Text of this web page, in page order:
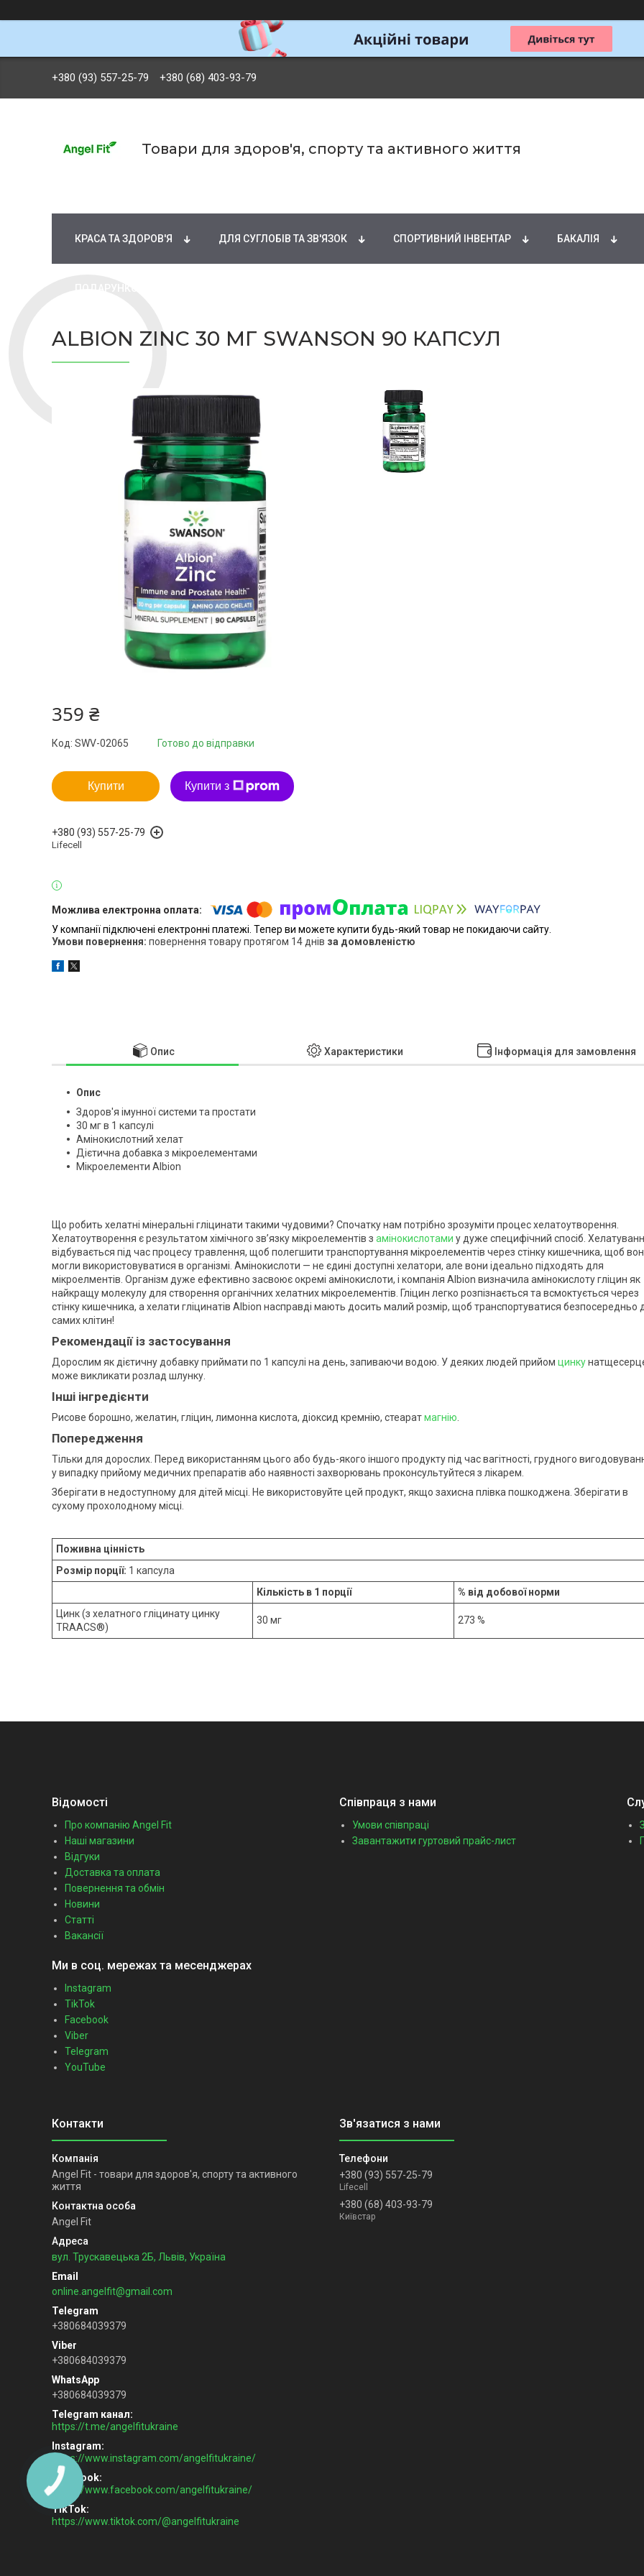
+380 (93) 557-25-79 +380 (68) 403-93-79
Товари для здоров'я, спорту та активного життя
КРАСА ТА ЗДОРОВ'Я ДЛЯ СУГЛОБІВ ТА ЗВ'ЯЗОК СПОРТИВНИЙ ІНВЕНТАР БАКАЛІЯ
ALBION ZINC 30 МГ SWANSON 90 КАПСУЛ
359 ₴
Готово до відправки
Код: SWV-02065
Купити Купити з
+380 (93) 557-25-79
Lifecell
У компанії підключені електронні платежі. Тепер ви можете купити будь-який товар не покидаючи сайту.
повернення товару протягом 14 днів за домовленістю
Опис Характеристики Інформація для замовлення
Опис
Здоров'я імунної системи та простати
30 мг в 1 капсулі
Амінокислотний хелат
Дієтична добавка з мікроелементами
Мікроелементи Albion
Що робить хелатні мінеральні гліцинати такими чудовими? Спочатку нам потрібно зрозуміти процес хелатоутворення.
Хелатоутворення є результатом хімічного зв’язку мікроелементів з амінокислотами у дуже специфічний спосіб.
відбувається під час процесу травлення, щоб полегшити транспортування мікроелементів через стінку кишечника, щоб
могли використовуватися в організмі. Амінокислоти — не єдині доступні хелатори, але вони ідеально підходять для
мікроелментів. Організм дуже ефективно засвоює окремі амінокислоти, і компанія Albion визначила амінокислоту гліцин як
найкращу молекулу для створення органічних хелатних мікроелементів. Гліцин легко розпізнається та всмоктується через
стінку кишечника, а хелати гліцинатів Albion насправді мають досить малий розмір, щоб транспортуватися безпосередньо
самих клітин!
Рекомендації із застосування
Дорослим як дієтичну добавку приймати по 1 капсулі на день, запиваючи водою. У деяких людей прийом цинку
може викликати розлад шлунку.
Інші інгредієнти
Рисове борошно, желатин, гліцин, лимонна кислота, діоксид кремнію, стеаратмагнію
Попередження
Тільки для дорослих. Перед використанням цього або будь-якого іншого продукту під час вагітності, грудного
у випадку прийому медичних препаратів або наявності захворювань проконсультуйтеся з лікарем.
Зберігати в недоступному для дітей місці. Не використовуйте цей продукт, якщо захисна плівка пошкоджена. Зберігати в
сухому прохолодному місці.
Поживна цінність
Розмір порції: 1 капсула
Кількість в 1 порції
% від добової норми
Цинк (з хелатного гліцинату цинку
TRAACS®)
30 мг 273 %
Відомості
Про компанію Angel Fit
Наші магазини
Відгуки
Доставка та оплата
Повернення та обмін
Новини
Статті
Вакансії
Співпраця з нами
Умови співпраці
Завантажити гуртовий прайс-лист
Ми в соц. мережах та месенджерах
Instagram
TikTok
Facebook
Viber
Telegram
YouTube
Angel Fit - товари для здоров'я, спорту та активного
життя
Angel Fit
вул. Трускавецька 2Б, Львів, Україна
online.angelfit@gmail.com
+380684039379
+380684039379
+380684039379
Telegram канал
https://t.me/angelfitukraine
Instagram
https://www.instagram.com/angelfitukraine/
Facebook
https://www.facebook.com/angelfitukraine/
TikTok
https://www.tiktok.com/@angelfitukraine
+380 (93) 557-25-79
Lifecell
+380 (68) 403-93-79
Київстар